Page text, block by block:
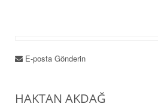
E-posta Gönderin
HAKTAN AKDAĞ